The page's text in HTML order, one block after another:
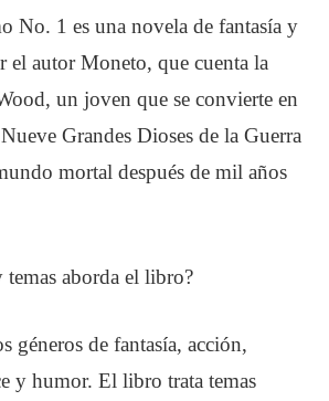
No. 1 es una novela de fantasía y
el autor Moneto, que cuenta la
un joven que se convierte en
Grandes Dioses de la Guerra
mortal después de mil años
temas aborda el libro?
géneros de fantasía, acción,
y humor. El libro trata temas